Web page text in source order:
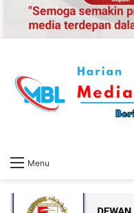
Menu